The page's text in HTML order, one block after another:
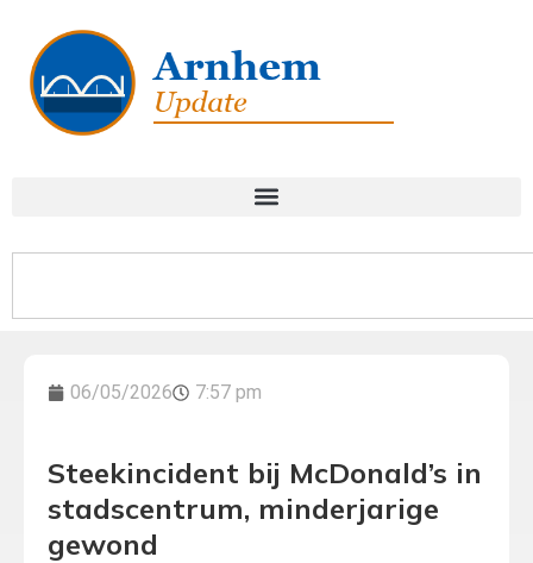
06/05/2026 7:57 pm
Steekincident bij McDonald’s in
stadscentrum, minderjarige
gewond